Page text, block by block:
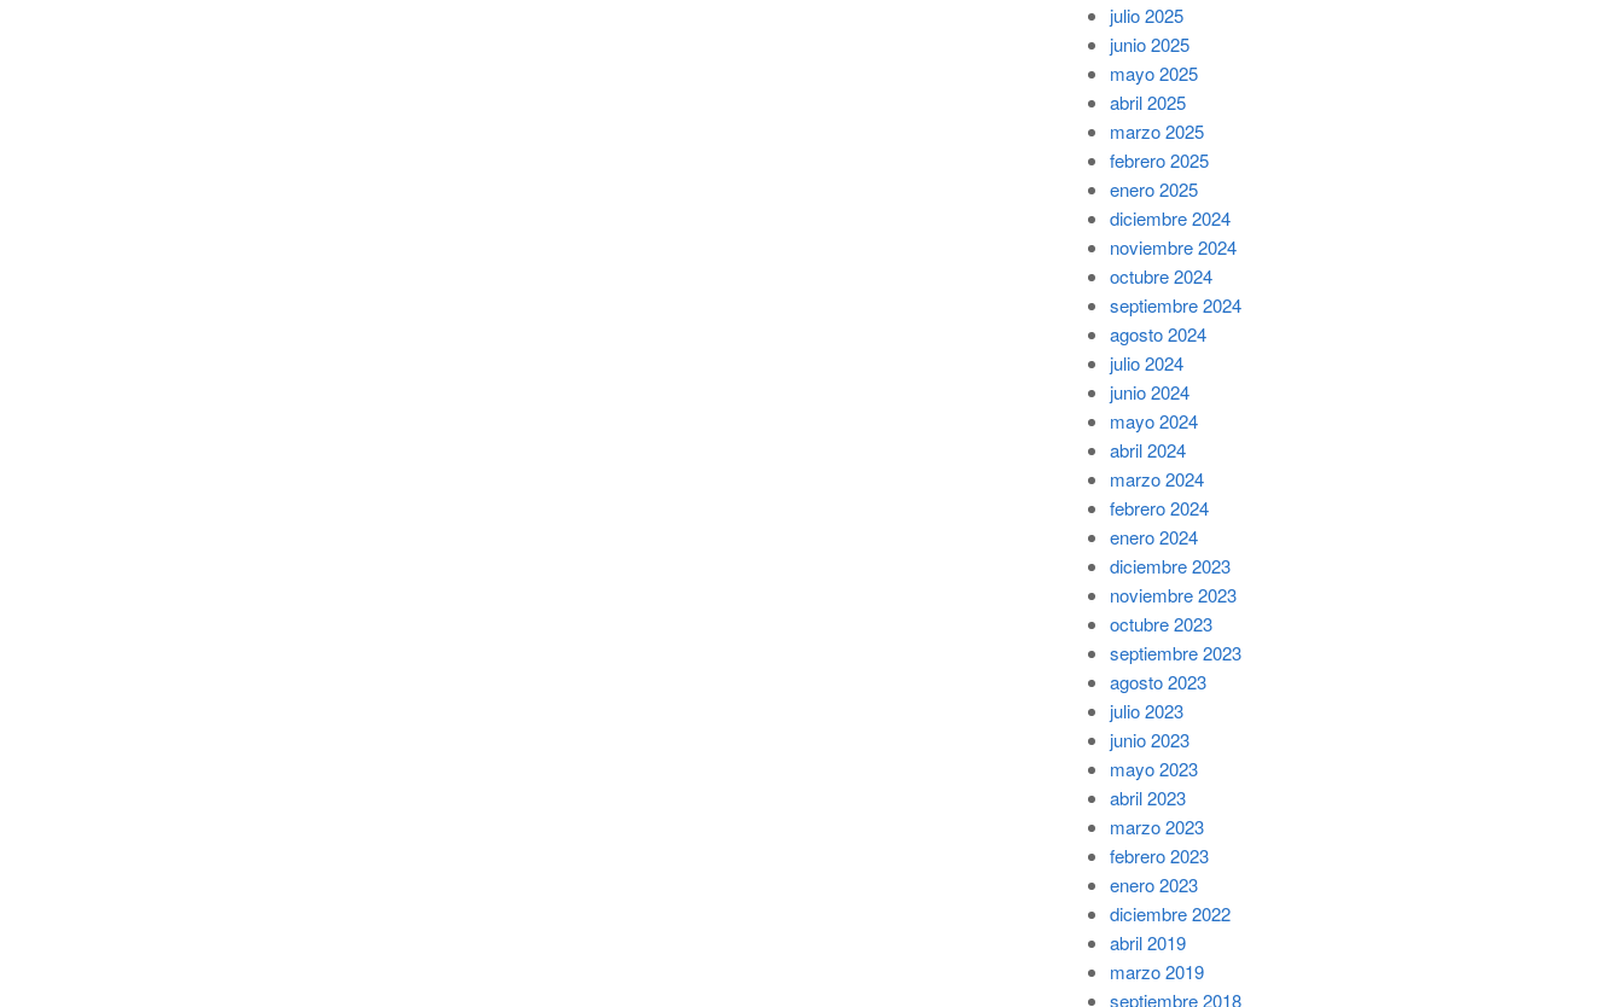
julio 2025
junio 2025
mayo 2025
abril 2025
marzo 2025
febrero 2025
enero 2025
diciembre 2024
noviembre 2024
octubre 2024
septiembre 2024
agosto 2024
julio 2024
junio 2024
mayo 2024
abril 2024
marzo 2024
febrero 2024
enero 2024
diciembre 2023
noviembre 2023
octubre 2023
septiembre 2023
agosto 2023
julio 2023
junio 2023
mayo 2023
abril 2023
marzo 2023
febrero 2023
enero 2023
diciembre 2022
abril 2019
marzo 2019
septiembre 2018